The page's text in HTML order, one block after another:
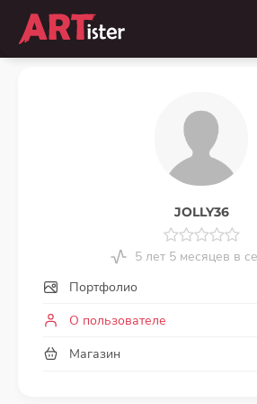
JOLLY36
5 лет 5 месяцев в
Портфолио
О пользователе
Магазин